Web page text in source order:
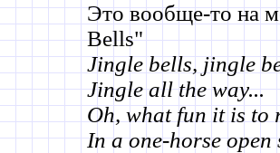
Это вообще-то на
Bells"
Jingle bells, jingle
Jingle all the way...
Oh, what fun it is to
In a one-horse open